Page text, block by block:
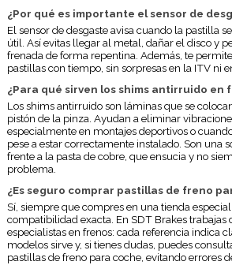
¿Por qué es importante el sensor de
El sensor de desgaste avisa cuando la pastilla
útil. Así evitas llegar al metal, dañar el disco y
frenada de forma repentina. Además, te
pastillas con tiempo, sin sorpresas en la ITV ni
¿Para qué sirven los shims antirruido en
Los shims antirruido son láminas que se
pistón de la pinza. Ayudan a eliminar
especialmente en montajes deportivos o
pese a estar correctamente instalado. Son una
frente a la pasta de cobre, que ensucia y no
problema.
¿Es seguro comprar pastillas de freno
Sí, siempre que compres en una tienda
compatibilidad exacta. En SDT Brakes trabajas
especialistas en frenos: cada referencia indica
modelos sirve y, si tienes dudas, puedes
pastillas de freno para coche, evitando errores